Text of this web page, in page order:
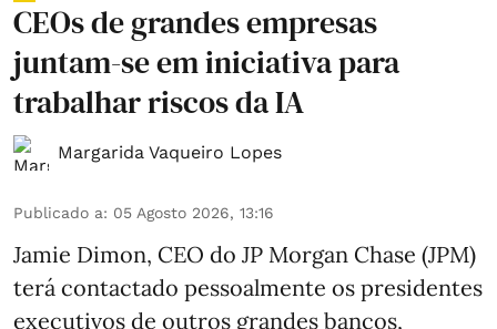
CEOs de grandes empresas
juntam-se em iniciativa para
trabalhar riscos da IA
Margarida Vaqueiro Lopes
Publicado a: 05 Agosto 2026, 13:16
Jamie Dimon, CEO do JP Morgan Chase (JPM)
terá contactado pessoalmente os presidentes
executivos de outros grandes bancos,